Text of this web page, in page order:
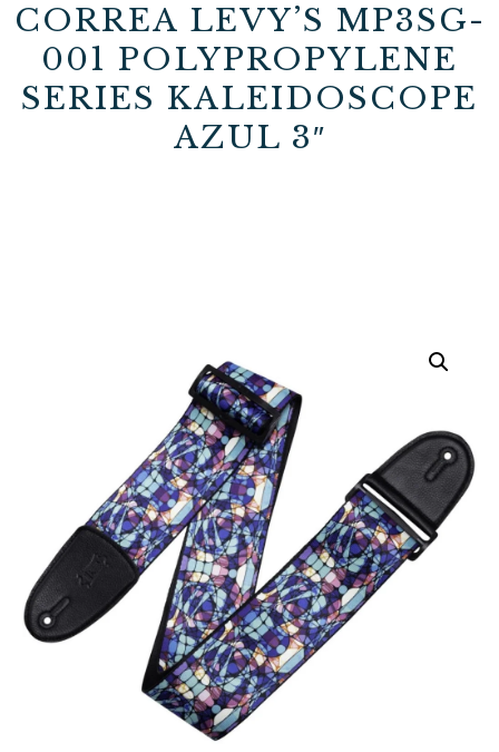
CORREA LEVY’S MP3SG-
001 POLYPROPYLENE
SERIES KALEIDOSCOPE
AZUL 3″